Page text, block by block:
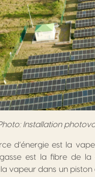
Installation
d’énergie est la
est la fibre de
vapeur dans un piston